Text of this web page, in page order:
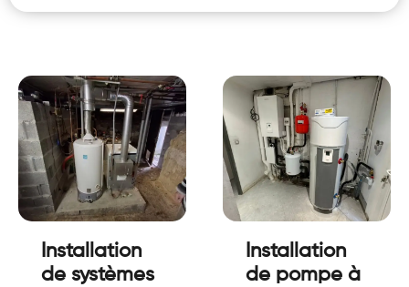
Installation
de systèmes
Installation
de pompe à